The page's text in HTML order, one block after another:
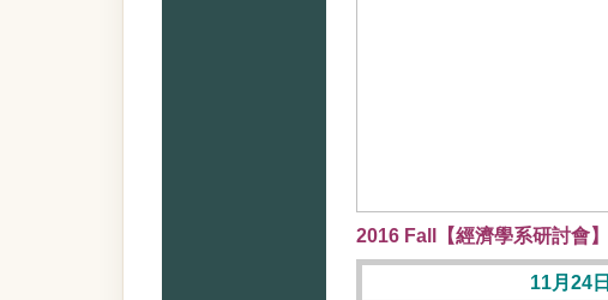
2016 Fall【經濟學系研討會】
11月24日